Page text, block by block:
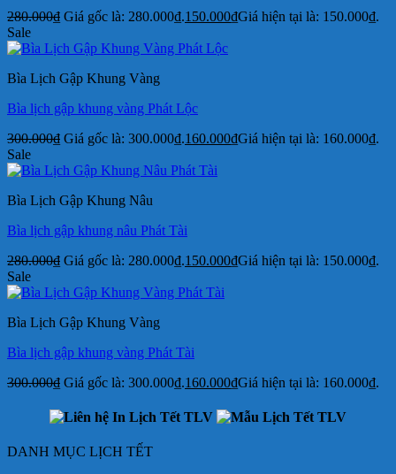
280.000₫ Giá gốc là: 280.000₫.150.000₫Giá hiện tại là: 150.000₫.
Sale
Bìa Lịch Gập Khung Vàng
Bìa lịch gập khung vàng Phát Lộc
300.000₫ Giá gốc là: 300.000₫.160.000₫Giá hiện tại là: 160.000₫.
Sale
Bìa Lịch Gập Khung Nâu
Bìa lịch gập khung nâu Phát Tài
280.000₫ Giá gốc là: 280.000₫.150.000₫Giá hiện tại là: 150.000₫.
Sale
Bìa Lịch Gập Khung Vàng
Bìa lịch gập khung vàng Phát Tài
300.000₫ Giá gốc là: 300.000₫.160.000₫Giá hiện tại là: 160.000₫.
DANH MỤC LỊCH TẾT